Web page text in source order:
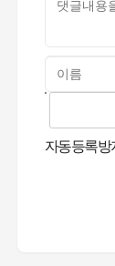
자동등록방